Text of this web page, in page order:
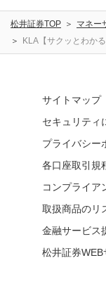
に関する著作
用者が投稿し
利用促進の目
ることがあり
松井証券TOP マネー
KLA【サクッとわか
サイトマップ
セキュリティ
プライバシー
各口座取引規
コンプライア
取扱商品のリ
金融サービス
松井証券WEB